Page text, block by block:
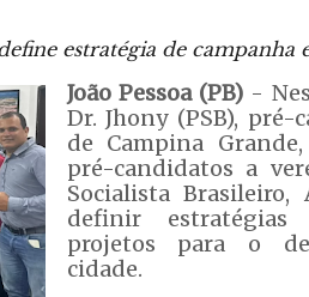
estratégia de campanha
João Pessoa (PB) -
Dr. Jhony (PSB),
de Campina
pré-candidatos a
Socialista Brasileiro,
definir
projetos para o
cidade.